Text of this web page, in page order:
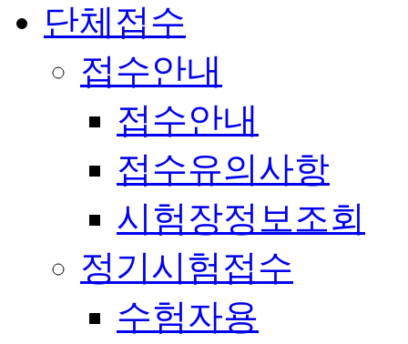
단체접수
접수안내
접수안내
접수유의사항
시험장정보조회
정기시험접수
수험자용